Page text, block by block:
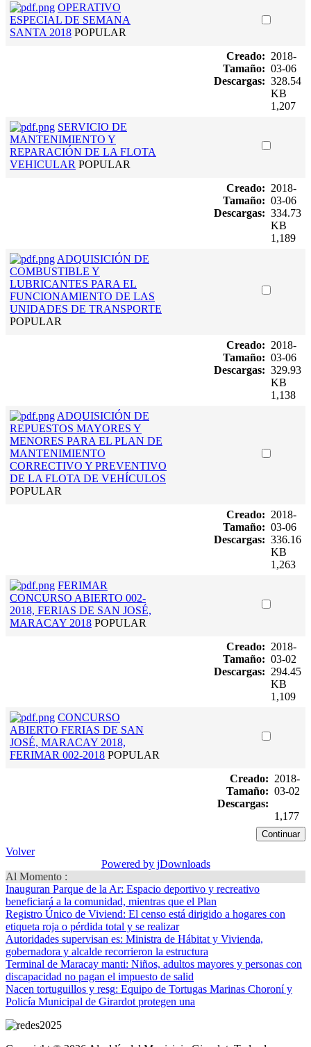
OPERATIVO
ESPECIAL DE SEMANA
SANTA 2018 POPULAR
Creado:
Tamaño:
Descargas:
2018-
03-06
328.54
KB
1,207
SERVICIO DE
MANTENIMIENTO Y
REPARACIÓN DE LA FLOTA
VEHICULAR POPULAR
Creado:
Tamaño:
Descargas:
2018-
03-06
334.73
KB
1,189
ADQUISICIÓN DE
COMBUSTIBLE Y
LUBRICANTES PARA EL
FUNCIONAMIENTO DE LAS
UNIDADES DE TRANSPORTE
POPULAR
Creado:
Tamaño:
Descargas:
2018-
03-06
329.93
KB
1,138
ADQUISICIÓN DE
REPUESTOS MAYORES Y
MENORES PARA EL PLAN DE
MANTENIMIENTO
CORRECTIVO Y PREVENTIVO
DE LA FLOTA DE VEHÍCULOS
POPULAR
Creado:
Tamaño:
Descargas:
2018-
03-06
336.16
KB
1,263
FERIMAR
CONCURSO ABIERTO 002-
2018, FERIAS DE SAN JOSÉ,
MARACAY 2018 POPULAR
Creado:
Tamaño:
Descargas:
2018-
03-02
294.45
KB
1,109
CONCURSO
ABIERTO FERIAS DE SAN
JOSÉ, MARACAY 2018,
FERIMAR 002-2018 POPULAR
Creado:
Tamaño:
Descargas:
2018-
03-02
1,177
Volver
Powered by jDownloads
Al Momento :
Inauguran Parque de la Ar: Espacio deportivo y recreativo
beneficiará a la comunidad, mientras que el Plan
Registro Único de Viviend: El censo está dirigido a hogares con
etiqueta roja o pérdida total y se realizar
Autoridades supervisan es: Ministra de Hábitat y Vivienda,
gobernadora y alcalde recorrieron la estructura
Terminal de Maracay manti: Niños, adultos mayores y personas con
discapacidad no pagan el impuesto de salid
Nacen tortuguillos y resg: Equipo de Tortugas Marinas Choroní y
Policía Municipal de Girardot protegen una